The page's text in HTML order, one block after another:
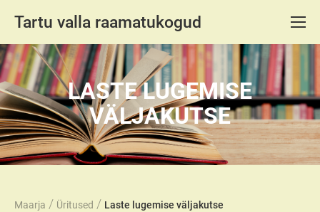
Tartu valla raamatukogud
LASTE LUGEMISE
VÄLJAKUTSE
Maarja / Üritused / Laste lugemise väljakutse